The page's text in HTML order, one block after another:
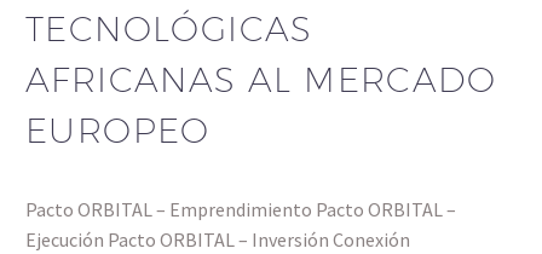
TECNOLÓGICAS
AFRICANAS AL MERCADO
EUROPEO
Pacto ORBITAL – Emprendimiento Pacto ORBITAL –
Ejecución Pacto ORBITAL – Inversión Conexión